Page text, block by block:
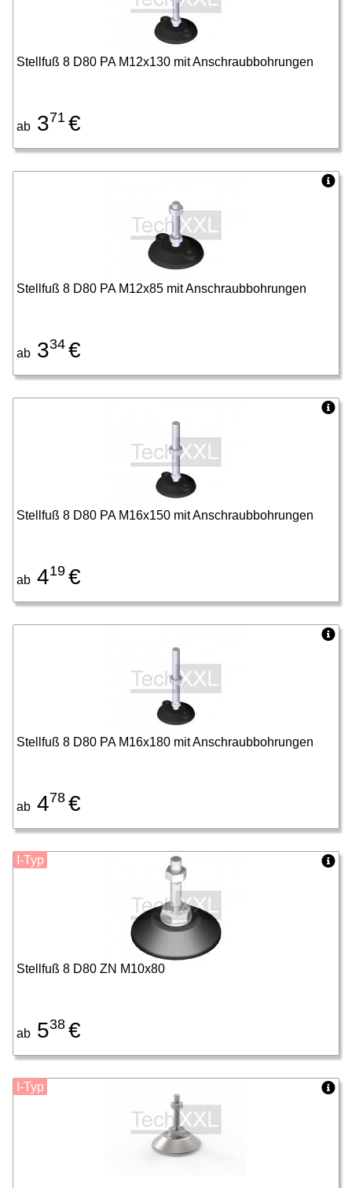
Stellfuß 8 D80 PA M12x130 mit Anschraubbohrungen
ab 371 €
Stellfuß 8 D80 PA M12x85 mit Anschraubbohrungen
ab 334 €
Stellfuß 8 D80 PA M16x150 mit Anschraubbohrungen
ab 419 €
Stellfuß 8 D80 PA M16x180 mit Anschraubbohrungen
ab 478 €
Stellfuß 8 D80 ZN M10x80
ab 538 €
I-Typ
I-Typ